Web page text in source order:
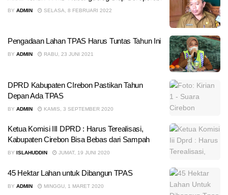
BY ADMIN SELASA, 8 FEBRUARI 2022
Pengadaan Lahan TPAS Harus Tuntas Tahun Ini
BY ADMIN RABU, 23 JUNI 2021
DPRD Kabupaten CIrebon Pastikan Tahun
Depan Ada TPAS
BY ADMIN KAMIS, 3 SEPTEMBER 2020
Ketua Komisi III DPRD : Harus Terealisasi,
Kabupaten Cirebon Bisa Bebas dari Sampah
BY ISLAHUDDIN JUMAT, 19 JUNI 2020
45 Hektar Lahan untuk Dibangun TPAS
BY ADMIN MINGGU, 1 MARET 2020